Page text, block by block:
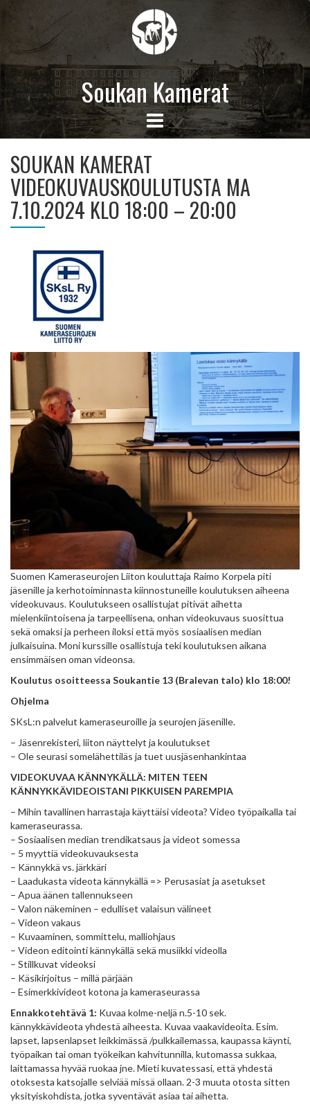
Soukan Kamerat
SOUKAN KAMERAT
VIDEOKUVAUSKOULUTUSTA MA
7.10.2024 KLO 18:00 – 20:00
Suomen Kameraseurojen Liiton kouluttaja Raimo Korpela piti
jäsenille ja kerhotoiminnasta kiinnostuneille koulutuksen aiheena
videokuvaus. Koulutukseen osallistujat pitivät aihetta
mielenkiintoisena ja tarpeellisena, onhan videokuvaus suosittua
sekä omaksi ja perheen iloksi että myös sosiaalisen median
julkaisuina. Moni kurssille osallistuja teki koulutuksen aikana
ensimmäisen oman videonsa.
Koulutus osoitteessa Soukantie 13 (Bralevan talo) klo 18:00!
Ohjelma
SKsL:n palvelut kameraseuroille ja seurojen jäsenille.
– Jäsenrekisteri, liiton näyttelyt ja koulutukset
– Ole seurasi somelähettiläs ja tuet uusjäsenhankintaa
VIDEOKUVAA KÄNNYKÄLLÄ: MITEN TEEN
KÄNNYKKÄVIDEOISTANI PIKKUISEN PAREMPIA
– Mihin tavallinen harrastaja käyttäisi videota? Video työpaikalla tai
kameraseurassa.
– Sosiaalisen median trendikatsaus ja videot somessa
– 5 myyttiä videokuvauksesta
– Kännykkä vs. järkkäri
– Laadukasta videota kännykällä => Perusasiat ja asetukset
– Apua äänen tallennukseen
– Valon näkeminen – edulliset valaisun välineet
– Videon vakaus
– Kuvaaminen, sommittelu, malliohjaus
– Videon editointi kännykällä sekä musiikki videolla
– Stillkuvat videoksi
– Käsikirjoitus – millä pärjään
– Esimerkkivideot kotona ja kameraseurassa
Ennakkotehtävä 1: Kuvaa kolme-neljä n.5-10 sek.
kännykkävideota yhdestä aiheesta. Kuvaa vaakavideoita. Esim.
lapset, lapsenlapset leikkimässä /pulkkailemassa, kaupassa käynti,
työpaikan tai oman työkeikan kahvitunnilla, kutomassa sukkaa,
laittamassa hyvää ruokaa jne. Mieti kuvatessasi, että yhdestä
otoksesta katsojalle selviää missä ollaan. 2-3 muuta otosta sitten
yksityiskohdista, jotka syventävät asiaa tai aihetta.